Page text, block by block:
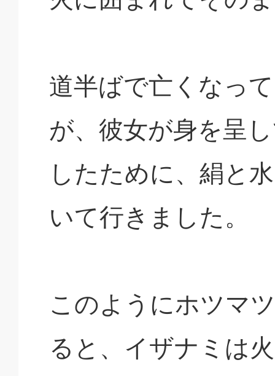
道半ばで亡くなっ
が、彼女が身を呈
したために、絹と
いて行きました。
このようにホツマ
ると、イザナミは